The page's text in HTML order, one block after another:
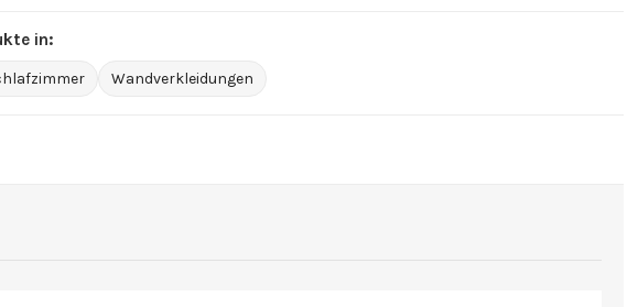
in:
Wandverkleidungen